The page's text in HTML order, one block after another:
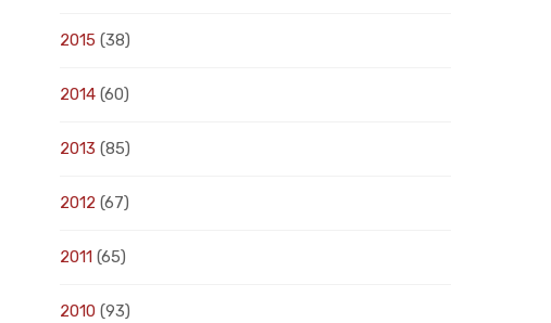
2015 (38)
2014(60)
2013 (85)
2012 (67)
2011(65)
2010(93)